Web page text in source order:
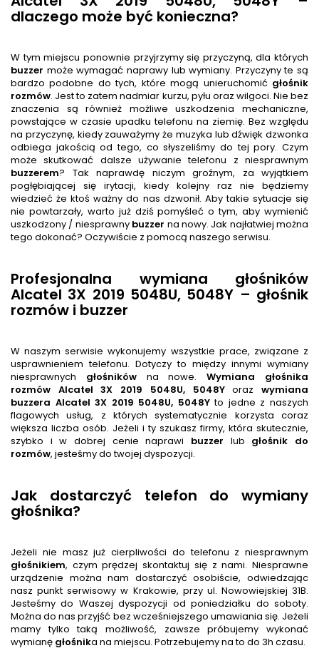
dlaczego może być konieczna?
W tym miejscu ponownie przyjrzymy się przyczyną, dla których
buzzer może wymagać naprawy lub wymiany. Przyczyny te są
bardzo podobne do tych, które mogą unieruchomić głośnik
rozmów. Jest to zatem nadmiar kurzu, pyłu oraz wilgoci. Nie bez
znaczenia są również możliwe uszkodzenia mechaniczne,
powstające w czasie upadku telefonu na ziemię. Bez względu
na przyczynę, kiedy zauważymy że muzyka lub dźwięk dzwonka
odbiega jakością od tego, co słyszeliśmy do tej pory. Czym
może skutkować dalsze używanie telefonu z niesprawnym
buzzerem? Tak naprawdę niczym groźnym, za wyjątkiem
pogłębiającej się irytacji, kiedy kolejny raz nie będziemy
wiedzieć że ktoś ważny do nas dzwonił. Aby takie sytuacje się
nie powtarzały, warto już dziś pomyśleć o tym, aby wymienić
uszkodzony / niesprawny buzzer na nowy. Jak najłatwiej można
tego dokonać? Oczywiście z pomocą naszego serwisu.
Profesjonalna wymiana głośników
Alcatel 3X 2019 5048U, 5048Y – głośnik
rozmów i buzzer
W naszym serwisie wykonujemy wszystkie prace, związane z
usprawnieniem telefonu. Dotyczy to między innymi wymiany
niesprawnych głośnikówna nowe.Wymiana głośnika
rozmów Alcatel 3X 2019 5048U, 5048Yorazwymiana
buzzera Alcatel 3X 2019 5048U, 5048Yto jedne z naszych
flagowych usług, z których systematycznie korzysta coraz
większa liczba osób. Jeżeli i ty szukasz firmy, która skutecznie,
szybko i w dobrej cenie naprawi buzzer lub głośnik do
rozmów, jesteśmy do twojej dyspozycji.
Jak dostarczyć telefon do wymiany
głośnika?
Jeżeli nie masz już cierpliwości do telefonu z niesprawnym
głośnikiem, czym prędzej skontaktuj się z nami. Niesprawne
urządzenie można nam dostarczyć osobiście, odwiedzając
nasz punkt serwisowy w Krakowie, przy ul. Nowowiejskiej 31B.
Jesteśmy do Waszej dyspozycji od poniedziałku do soboty.
Można do nas przyjść bez wcześniejszego umawiania się. Jeżeli
mamy tylko taką możliwość, zawsze próbujemy wykonać
wymianę głośnika na miejscu. Potrzebujemy na to do 3h czasu.